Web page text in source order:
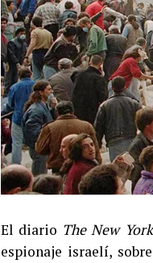
El diario The New
espionaje israelí,